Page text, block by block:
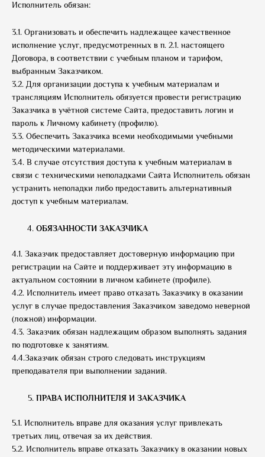
Исполнитель обязан:
3.1. Организовать и обеспечить надлежащее качественное
исполнение услуг, предусмотренных в п. 2.1. настоящего
Договора, в соответствии с учебным планом и тарифом,
выбранным Заказчиком.
3.2. Для организации доступа к учебным материалам и
трансляциям Исполнитель обязуется провести регистрацию
Заказчика в учётной системе Сайта, предоставить логин и
пароль к Личному кабинету (профилю).
3.3. Обеспечить Заказчика всеми необходимыми учебными
методическими материалами.
3.4. В случае отсутствия доступа к учебным материалам в
связи с техническими неполадками Сайта Исполнитель обязан
устранить неполадки либо предоставить альтернативный
доступ к учебным материалам.
ОБЯЗАННОСТИ ЗАКАЗЧИКА
4.1. Заказчик предоставляет достоверную информацию при
регистрации на Сайте и поддерживает эту информацию в
актуальном состоянии в личном кабинете (профиле).
4.2. Исполнитель имеет право отказать Заказчику в оказании
услуг в случае предоставления Заказчиком заведомо неверной
(ложной) информации.
4.3. Заказчик обязан надлежащим образом выполнять задания
по подготовке к занятиям.
4.4.Заказчик обязан строго следовать инструкциям
преподавателя при выполнении заданий.
ПРАВА ИСПОЛНИТЕЛЯ И ЗАКАЗЧИКА
5.1. Исполнитель вправе для оказания услуг привлекать
третьих лиц, отвечая за их действия.
5.2. Исполнитель вправе отказать Заказчику в оказании новых